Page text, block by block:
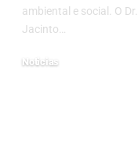
ambiental e social. O
Jacinto…
Noticias